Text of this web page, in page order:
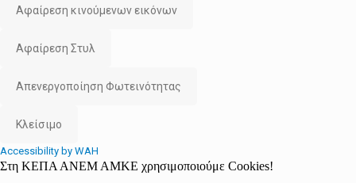
Αφαίρεση κινούμενων εικόνων
Αφαίρεση Στυλ
Απενεργοποίηση Φωτεινότητας
Κλείσιμο
Accessibility by WAH
Στη ΚΕΠΑ ΑΝΕΜ ΑΜΚΕ χρησιμοποιούμε Cookies!